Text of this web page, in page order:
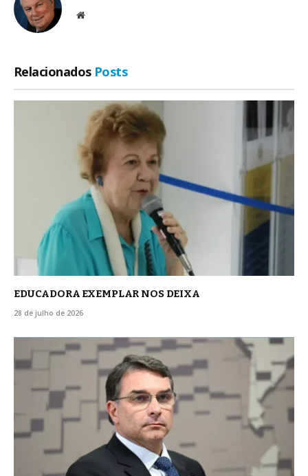
Site
Relacionados Posts
EDUCADORA EXEMPLAR NOS DEIXA
28 de julho de 2026